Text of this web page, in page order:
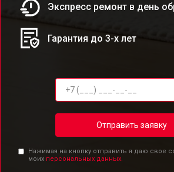
Экспресс ремонт в день
Гарантия до 3-х лет
Отправить заявку
Нажимая на кнопку отправить я даю свое
моих персональных данных.